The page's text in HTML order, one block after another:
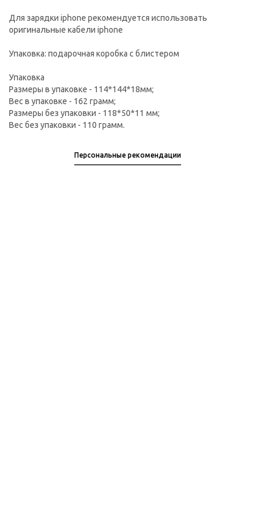
Для зарядки iphone рекомендуется использовать
оригинальные кабели iphone
Упаковка: подарочная коробка с блистером
Упаковка
Размеры в упаковке - 114*144*18мм;
Вес в упаковке - 162 грамм;
Размеры без упаковки - 118*50*11 мм;
Вес без упаковки - 110 грамм.
Персональные рекомендации